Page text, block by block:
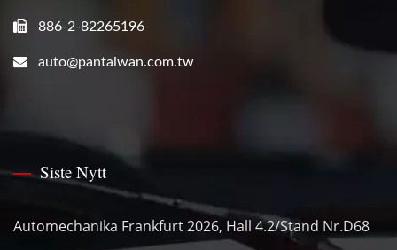
886-2-82265196
auto@pantaiwan.com.tw
Siste Nytt
Automechanika Frankfurt 2026, Hall 4.2/Stand Nr.D68